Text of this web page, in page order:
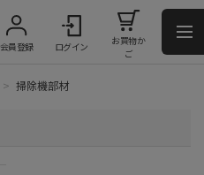
会員登録 ログイン
お買物か
ご
> 掃除機部材